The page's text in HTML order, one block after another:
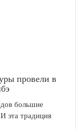
провели в
большие
эта традиция